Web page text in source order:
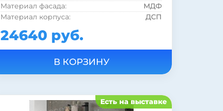
Материал фасада:
МДФ
Материал корпуса:
ДСП
Материал раковины:
Форма раковины:
Стиль:
минимализм
современный
Бельевая корзина:
нет
Россия
24640 руб.
Есть на выставке